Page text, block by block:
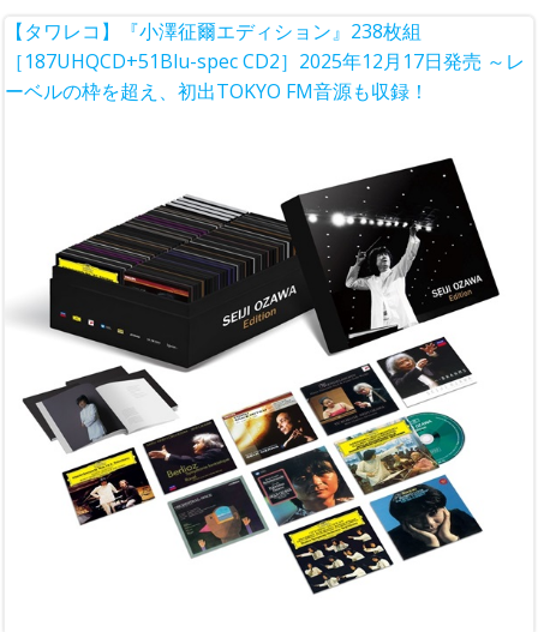
【タワレコ】『小澤征爾エディション』238枚組
［187UHQCD+51Blu-spec CD2］2025年12月17日発売 ～レ
ーベルの枠を超え、初出TOKYO FM音源も収録！